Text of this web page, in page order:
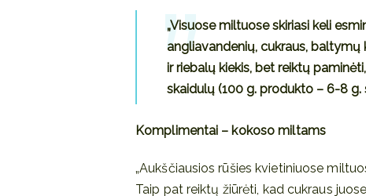
„Visuose miltuose skiriasi keli
angliavandenių, cukraus, baltymų
ir riebalų kiekis, bet reiktų
skaidulų (100 g. produkto – 6-8 g.
Komplimentai – kokoso miltams
„Aukščiausios rūšies kvietiniuose
Taip pat reiktų žiūrėti, kad cukraus